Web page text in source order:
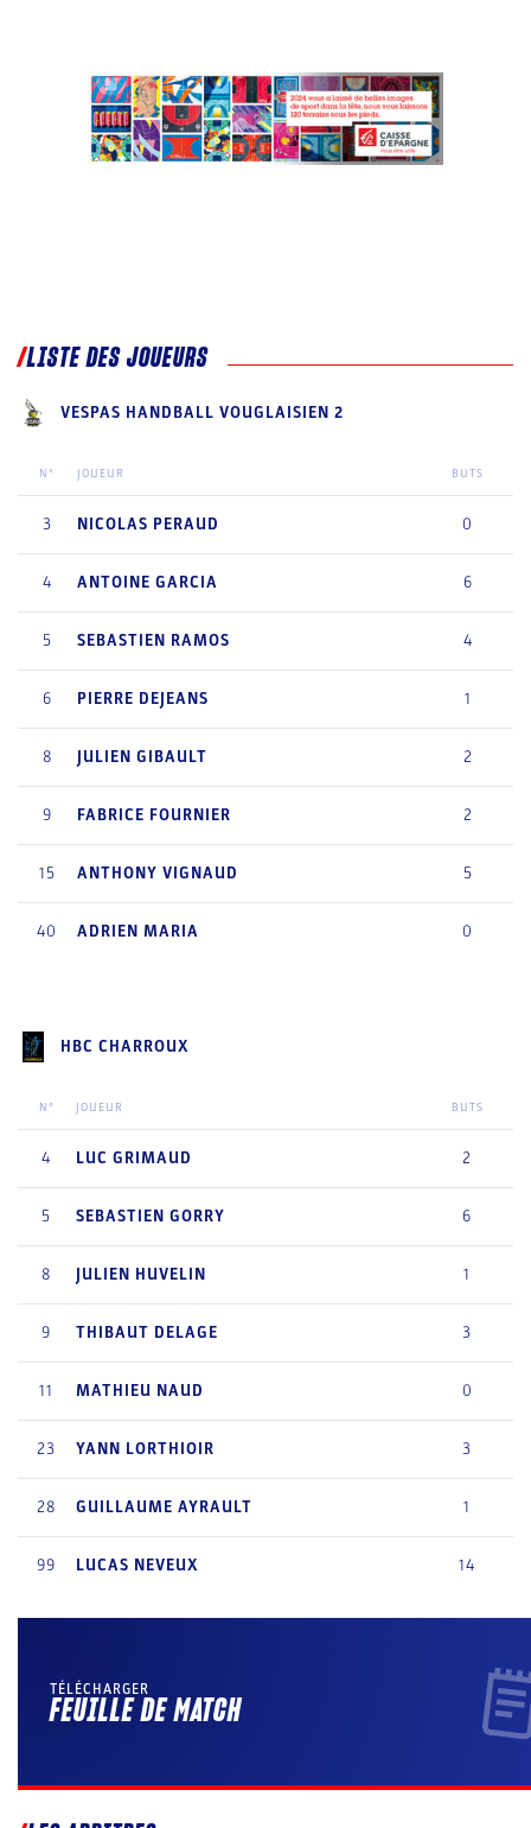
LISTE DES JOUEURS
VESPAS HANDBALL VOUGLAISIEN 2
N° JOUEUR BUTS
3 NICOLAS PERAUD 0
4 ANTOINE GARCIA 6
5 SEBASTIEN RAMOS 4
6 PIERRE DEJEANS 1
8 JULIEN GIBAULT 2
9 FABRICE FOURNIER 2
15 ANTHONY VIGNAUD 5
40 ADRIEN MARIA 0
HBC CHARROUX
N° JOUEUR BUTS
4 LUC GRIMAUD 2
5 SEBASTIEN GORRY 6
8 JULIEN HUVELIN 1
9 THIBAUT DELAGE 3
11 MATHIEU NAUD 0
23 YANN LORTHIOIR 3
28 GUILLAUME AYRAULT 1
99 LUCAS NEVEUX 14
TÉLÉCHARGER
FEUILLE DE MATCH